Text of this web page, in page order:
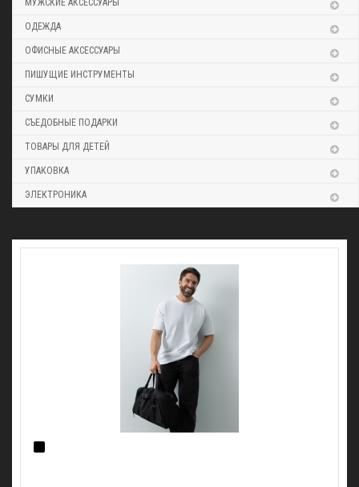
ОДЕЖДА
ОФИСНЫЕ АКСЕССУАРЫ
ПИШУЩИЕ ИНСТРУМЕНТЫ
СУМКИ
СЪЕДОБНЫЕ ПОДАРКИ
ТОВАРЫ ДЛЯ ДЕТЕЙ
УПАКОВКА
ЭЛЕКТРОНИКА